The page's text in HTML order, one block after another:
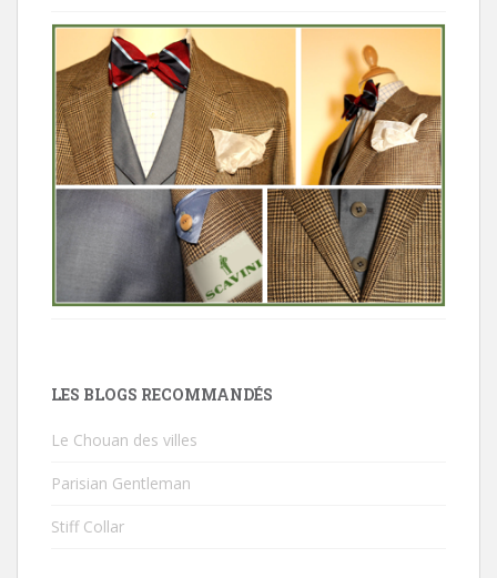
LES BLOGS RECOMMANDÉS
Le Chouan des villes
Parisian Gentleman
Stiff Collar